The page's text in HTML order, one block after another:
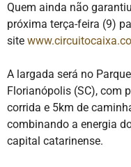
Quem ainda não
próxima terça-feira (9)
site
A largada será no
Florianópolis (SC), com
corrida e 5km de
combinando a energia
capital catarinense.